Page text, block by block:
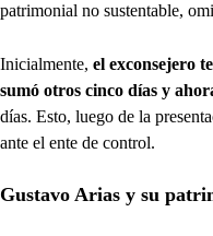
patrimonial no sustentable,
Inicialmente, el exconsejero
sumó otros cinco días y
días. Esto, luego de la
ante el ente de control.
Gustavo Arias y su